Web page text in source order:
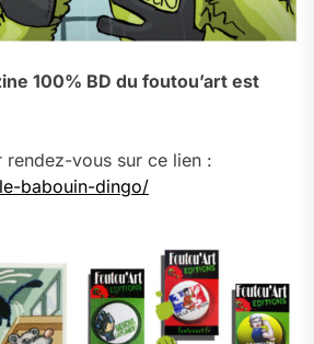
100% BD du foutou’art est
rendez-vous sur ce lien :
babouin-dingo/